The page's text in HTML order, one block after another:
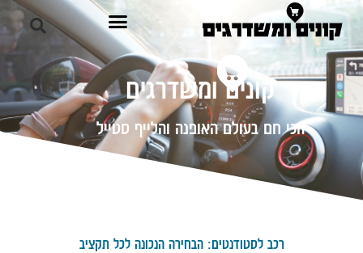
קונים ומשדרגים
הכי חם בעולם האופנה והלייף סטייל
רכב לסטודנטים: הבחירה הנכונה לכל תקציב